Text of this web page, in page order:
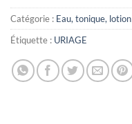
Catégorie : Eau, tonique, lotion
Étiquette : URIAGE